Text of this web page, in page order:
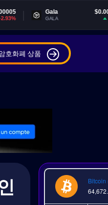
Gala $0.001792
GALA
호화폐 상품
Bitcoin